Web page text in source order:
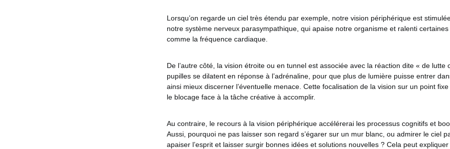
Lorsqu’on regarde un ciel très étendu par exemple, notre vision périphérique est
notre système nerveux parasympathique, qui apaise notre organisme et ralenti
comme la fréquence cardiaque.
De l’autre côté, la vision étroite ou en tunnel est associée avec la réaction dite « de lutte
pupilles se dilatent en réponse à l’adrénaline, pour que plus de lumière puisse entrer
ainsi mieux discerner l’éventuelle menace. Cette focalisation de la vision sur un point
le blocage face à la tâche créative à accomplir.
Au contraire, le recours à la vision périphérique accélérerai les processus cognitifs et
Aussi, pourquoi ne pas laisser son regard s’égarer sur un mur blanc, ou admirer le ciel
apaiser l’esprit et laisser surgir bonnes idées et solutions nouvelles ? Cela peut